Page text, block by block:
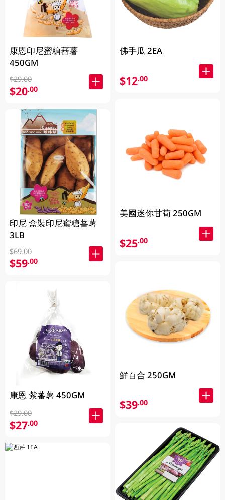
康恩印尼蜜糖蕃薯
450GM
$29.00
$20.00
印尼 盒裝印尼蜜糖蕃薯
3LB
$69.00
$59.00
康恩 紫蕃薯 450GM
$29.00
$27.00
佛手瓜 2EA
$12.00
美國迷你甘荀 250GM
$25.00
鮮百合 250GM
$39.00